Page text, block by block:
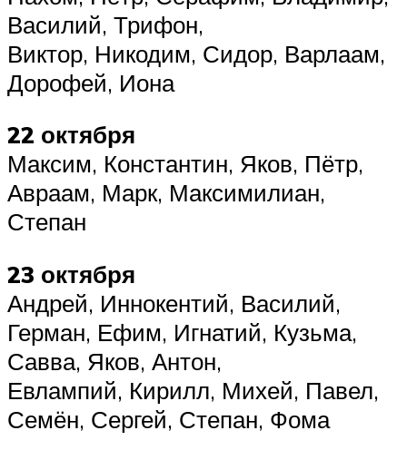
Василий, Трифон,
Виктор, Никодим, Сидор, Варлаам,
Дорофей, Иона
22 октября
Максим, Константин, Яков, Пётр,
Авраам, Марк, Максимилиан,
Степан
23 октября
Андрей, Иннокентий, Василий,
Герман, Ефим, Игнатий, Кузьма,
Савва, Яков, Антон,
Евлампий, Кирилл, Михей, Павел,
Семён, Сергей, Степан, Фома